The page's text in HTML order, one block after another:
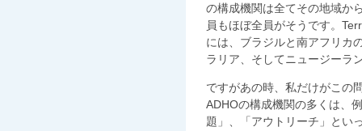
の構成機関は全てその地域か
員もほぼ全員がそうです。
には、ブラジルと南アフリカ
ラリア、そしてニュージーラ
ですがあの時、私だけがこの
ADHOの構成機関の多くは、
題」、「アウトリーチ」とい